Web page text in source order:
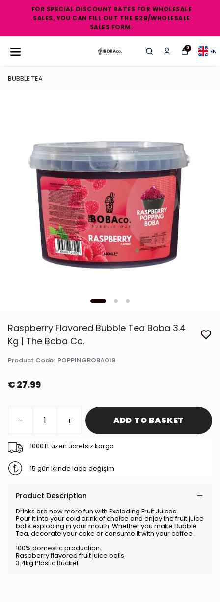
FOR SPECIAL DISCOUNT RATES FOR WHOLESALE
SALES, YOU CAN FILL OUT THE B2B/WHOLESALE
SALES FORM.
0 EN
BUBBLE TEA
Raspberry Flavored Bubble Tea Boba 3.4
Kg | The Boba Co.
Product Code: POPPINGBOBA019
€ 27.99
ADD TO BASKET
1000TL üzeri ücretsiz kargo
15 gün içinde iade değişim
Product Description
Drinks are now more fun with Exploding Fruit Juices.
Pour it into your cold drink of choice and enjoy the fruit juice
balls exploding in your mouth. Whether you make Bubble
Tea, decorate your cake or consume it with your coffee.
100% domestic production.
Raspberry flavored fruit juice balls
3.4kg Plastic Bucket